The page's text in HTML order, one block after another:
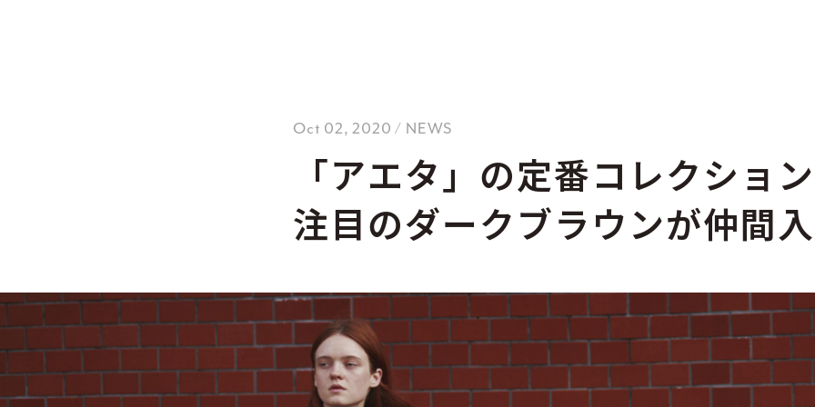
Oct 02, 2020 / NEWS
「アエタ」の定番コレクショ
注目のダークブラウンが仲間